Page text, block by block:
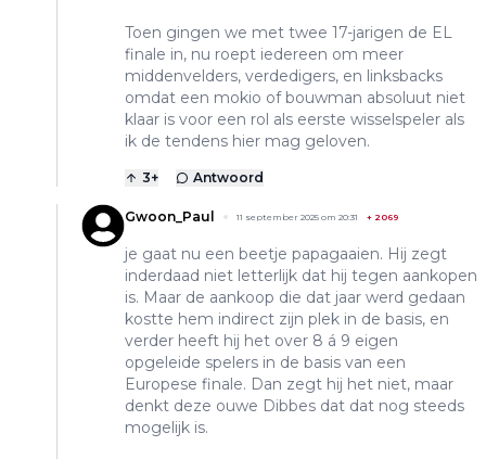
Toen gingen we met twee 17-jarigen de EL
finale in, nu roept iedereen om meer
middenvelders, verdedigers, en linksbacks
omdat een mokio of bouwman absoluut niet
klaar is voor een rol als eerste wisselspeler als
ik de tendens hier mag geloven.
3+ Antwoord
Gwoon_Paul 11 september 2025 om 20:31 + 2069
je gaat nu een beetje papagaaien. Hij zegt
inderdaad niet letterlijk dat hij tegen aankopen
is. Maar de aankoop die dat jaar werd gedaan
kostte hem indirect zijn plek in de basis, en
verder heeft hij het over 8 á 9 eigen
opgeleide spelers in de basis van een
Europese finale. Dan zegt hij het niet, maar
denkt deze ouwe Dibbes dat dat nog steeds
mogelijk is.